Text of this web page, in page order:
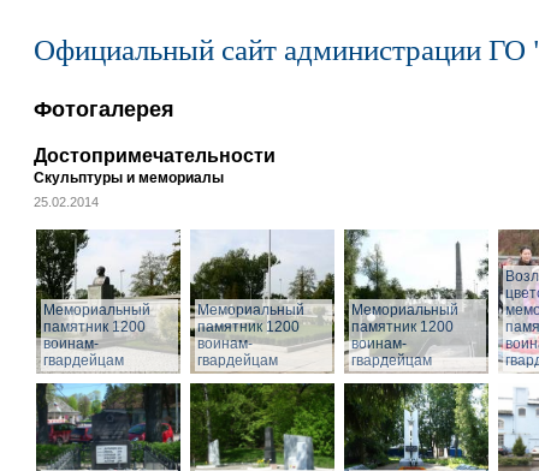
Официальный сайт администрации ГО
Фотогалерея
Достопримечательности
Скульптуры и мемориалы
25.02.2014
Мемориальный
памятник 1200
воинам-
гвардейцам
Мемориальный
памятник 1200
воинам-
гвардейцам
Мемориальный
памятник 1200
воинам-
гвардейцам